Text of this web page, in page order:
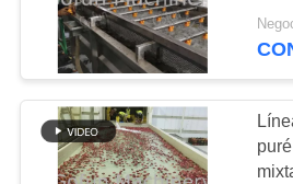
ÉNTRENOS
CONTACTO
CON
Línea de
fruta cítrica